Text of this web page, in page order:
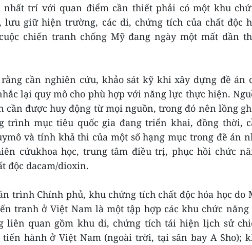
nhất trí với quan điểm cần thiết phải có một khu
lưu giữ hiện trường, các di, chứng tích của chất độc
chiến tranh chống Mỹ đang ngày một mất dần
rằng cần nghiên cứu, khảo sát kỹ khi xây dựng đề án
lại quy mô cho phù hợp với năng lực thực hiện.
cần được huy động từ mọi nguồn, trong đó nên lồng
trình mục tiêu quốc gia đang triển khai, đồng thời,
và tính khả thi của một số hạng mục trong đề án
cứukhoa học, trung tâm điều trị, phục hồi chức
độc dacam/dioxin.
trình Chính phủ, khu chứng tích chất độc hóa học do
tranh ở Việt Nam là một tập hợp các khu chức năng
liên quan gồm khu di, chứng tích tái hiện lịch sử
hành ở Việt Nam (ngoài trời, tại sân bay A Sho);